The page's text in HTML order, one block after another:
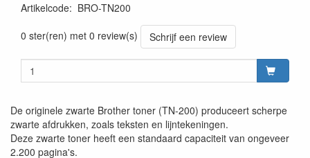
Artikelcode: BRO-TN200
0 ster(ren) met 0 review(s)
Schrijf een review
De originele zwarte Brother toner (TN-200) produceert scherpe
zwarte afdrukken, zoals teksten en lijntekeningen.
Deze zwarte toner heeft een standaard capaciteit van ongeveer
2.200 pagina's.